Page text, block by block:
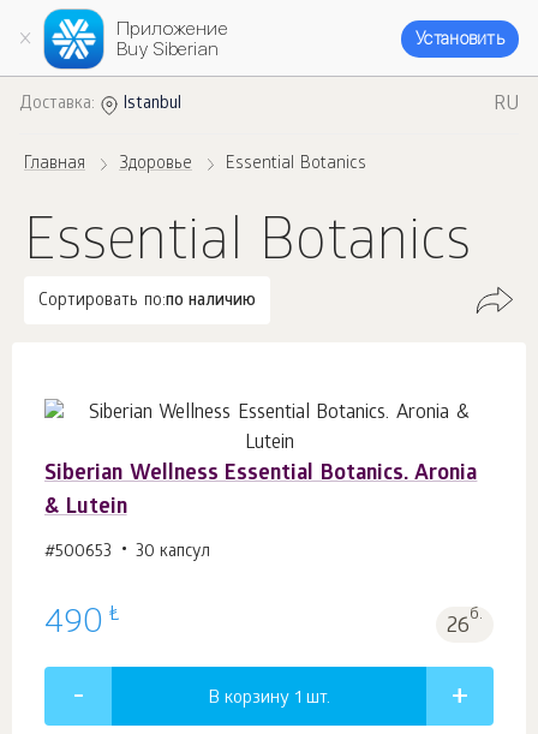
Приложение
Buy Siberian
Установить
Доставка: Istanbul RU
Главная Здоровье Essential Botanics
Essential Botanics
Сортировать по:по наличию
Siberian Wellness Essential Botanics. Aronia
& Lutein
#500653 30 капсул
490 ₺ 26б.
В корзину 1 шт.